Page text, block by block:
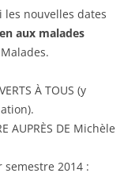
les nouvelles dates
aux malades
À TOUS (y
AUPRÈS DE Michèle
2014 :